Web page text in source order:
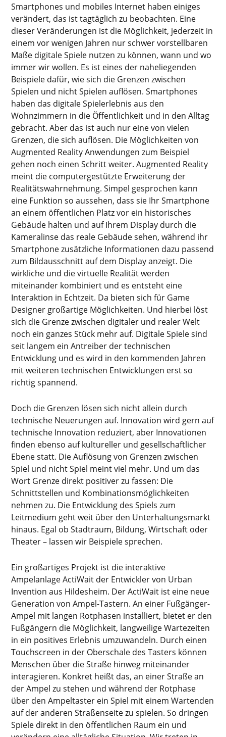
Smartphones und mobiles Internet haben einiges
verändert, das ist tagtäglich zu beobachten. Eine
dieser Veränderungen ist die Möglichkeit, jederzeit in
einem vor wenigen Jahren nur schwer vorstellbaren
Maße digitale Spiele nutzen zu können, wann und wo
immer wir wollen. Es ist eines der naheliegenden
Beispiele dafür, wie sich die Grenzen zwischen
Spielen und nicht Spielen auflösen. Smartphones
haben das digitale Spielerlebnis aus den
Wohnzimmern in die Öffentlichkeit und in den Alltag
gebracht. Aber das ist auch nur eine von vielen
Grenzen, die sich auflösen. Die Möglichkeiten von
Augmented Reality Anwendungen zum Beispiel
gehen noch einen Schritt weiter. Augmented Reality
meint die computergestützte Erweiterung der
Realitätswahrnehmung. Simpel gesprochen kann
eine Funktion so aussehen, dass sie Ihr Smartphone
an einem öffentlichen Platz vor ein historisches
Gebäude halten und auf Ihrem Display durch die
Kameralinse das reale Gebäude sehen, während ihr
Smartphone zusätzliche Informationen dazu passend
zum Bildausschnitt auf dem Display anzeigt. Die
wirkliche und die virtuelle Realität werden
miteinander kombiniert und es entsteht eine
Interaktion in Echtzeit. Da bieten sich für Game
Designer großartige Möglichkeiten. Und hierbei löst
sich die Grenze zwischen digitaler und realer Welt
noch ein ganzes Stück mehr auf. Digitale Spiele sind
seit langem ein Antreiber der technischen
Entwicklung und es wird in den kommenden Jahren
mit weiteren technischen Entwicklungen erst so
richtig spannend.
Doch die Grenzen lösen sich nicht allein durch
technische Neuerungen auf. Innovation wird gern auf
technische Innovation reduziert, aber Innovationen
finden ebenso auf kultureller und gesellschaftlicher
Ebene statt. Die Auflösung von Grenzen zwischen
Spiel und nicht Spiel meint viel mehr. Und um das
Wort Grenze direkt positiver zu fassen: Die
Schnittstellen und Kombinationsmöglichkeiten
nehmen zu. Die Entwicklung des Spiels zum
Leitmedium geht weit über den Unterhaltungsmarkt
hinaus. Egal ob Stadtraum, Bildung, Wirtschaft oder
Theater – lassen wir Beispiele sprechen.
Ein großartiges Projekt ist die interaktive
Ampelanlage ActiWait der Entwickler von Urban
Invention aus Hildesheim. Der ActiWait ist eine neue
Generation von Ampel-Tastern. An einer Fußgänger-
Ampel mit langen Rotphasen installiert, bietet er den
Fußgängern die Möglichkeit, langweilige Wartezeiten
in ein positives Erlebnis umzuwandeln. Durch einen
Touchscreen in der Oberschale des Tasters können
Menschen über die Straße hinweg miteinander
interagieren. Konkret heißt das, an einer Straße an
der Ampel zu stehen und während der Rotphase
über den Ampeltaster ein Spiel mit einem Wartenden
auf der anderen Straßenseite zu spielen. So dringen
Spiele direkt in den öffentlichen Raum ein und